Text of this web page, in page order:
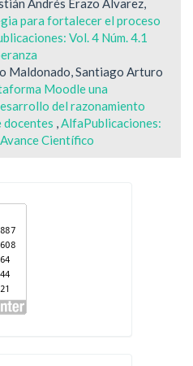
Andrés Erazo Álvarez,
para fortalecer el proceso
Vol. 4 Núm. 4.1
Maldonado, Santiago Arturo
Moodle una
del razonamiento
docentes ,AlfaPublicaciones:
Científico